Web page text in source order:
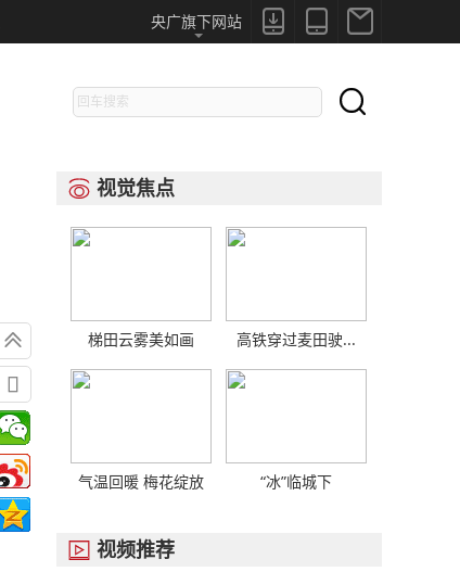



央广旗下网站



 视觉焦点
梯田云雾美如画 高铁穿过麦田驶...
气温回暖 梅花绽放 “冰”临城下
 视频推荐